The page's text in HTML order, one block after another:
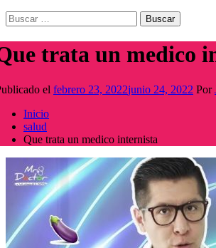
Buscar:
trata un medico
el febrero 23, 2022junio 24, 2022 Por
Inicio
salud
Que trata un medico internista